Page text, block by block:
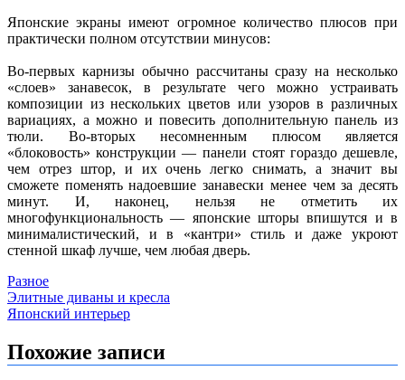
Японские экраны имеют огромное количество плюсов при
практически полном отсутствии минусов:
Во-первых карнизы обычно рассчитаны сразу на несколько
«слоев» занавесок, в результате чего можно устраивать
композиции из нескольких цветов или узоров в различных
вариациях, а можно и повесить дополнительную панель из
тюли. Во-вторых несомненным плюсом является
«блоковость» конструкции — панели стоят гораздо дешевле,
чем отрез штор, и их очень легко снимать, а значит вы
сможете поменять надоевшие занавески менее чем за десять
минут. И, наконец, нельзя не отметить их
многофункциональность — японские шторы впишутся и в
минималистический, и в «кантри» стиль и даже укроют
стенной шкаф лучше, чем любая дверь.
Разное
Навигация
по
записям
Элитные диваны и кресла
Японский интерьер
Похожие записи